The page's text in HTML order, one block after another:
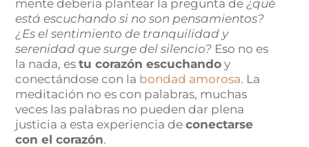
mente debería plantear la pregunta de ¿qué
está escuchando si no son pensamientos?
¿Es el sentimiento de tranquilidad y
serenidad que surge del silencio? Eso no es
la nada, estu corazón escuchando y
conectándose con la bondad amorosa. La
meditación no es con palabras, muchas
veces las palabras no pueden dar plena
justicia a esta experiencia deconectarse
con el corazón.